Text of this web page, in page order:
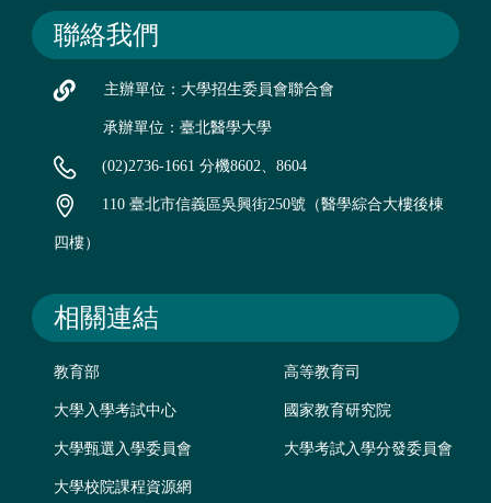
聯絡我們
主辦單位：大學招生委員會聯合會
承辦單位：臺北醫學大學
(02)2736-1661 分機8602、8604
110 臺北市信義區吳興街250號（醫學綜合大樓後棟
四樓）
相關連結
教育部 高等教育司
大學入學考試中心 國家教育研究院
大學甄選入學委員會 大學考試入學分發委員會
大學校院課程資源網